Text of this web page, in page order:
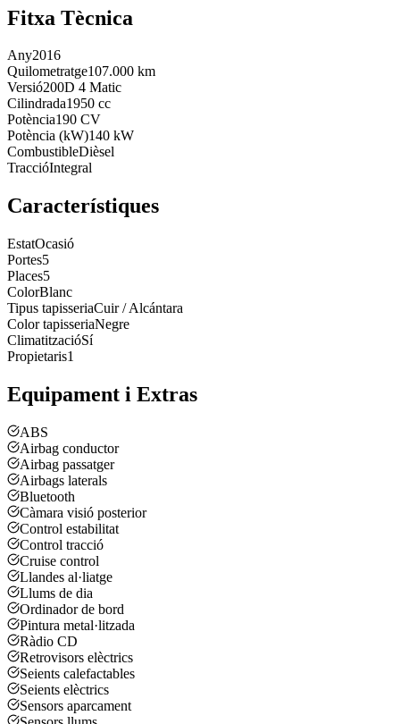
Fitxa Tècnica
Any2016
Quilometratge107.000 km
Versió200D 4 Matic
Cilindrada1950 cc
Potència190 CV
Potència (kW)140 kW
CombustibleDièsel
TraccióIntegral
Característiques
EstatOcasió
Portes5
Places5
ColorBlanc
Tipus tapisseriaCuir / Alcántara
Color tapisseriaNegre
ClimatitzacióSí
Propietaris1
Equipament i Extras
ABS
Airbag conductor
Airbag passatger
Airbags laterals
Bluetooth
Càmara visió posterior
Control estabilitat
Control tracció
Cruise control
Llandes al·liatge
Llums de dia
Ordinador de bord
Pintura metal·litzada
Ràdio CD
Retrovisors elèctrics
Seients calefactables
Seients elèctrics
Sensors aparcament